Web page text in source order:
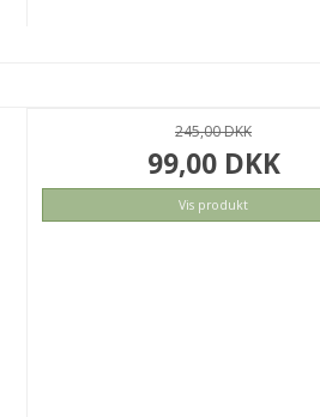
245,00 DKK
99,00 DKK
Vis produkt